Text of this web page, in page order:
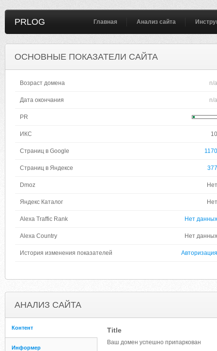
PRLOG Главная Анализ сайта
ОСНОВНЫЕ ПОКАЗАТЕЛИ САЙТА
Возраст домена n/a
Дата окончания n/a
PR
ИКС 10
Страниц в Google 1170
Страниц в Яндексе 377
Dmoz Нет
Яндекс Каталог Нет
Alexa Traffic Rank Нет данных
Alexa Country Нет данных
История изменения показателей Авторизация
АНАЛИЗ САЙТА
Контент
Информер
Title
Ваш домен успешно припаркован